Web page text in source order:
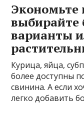
Экономьте
варианты
Курица, яйца,
более доступны
свинина. А если
легко добавить